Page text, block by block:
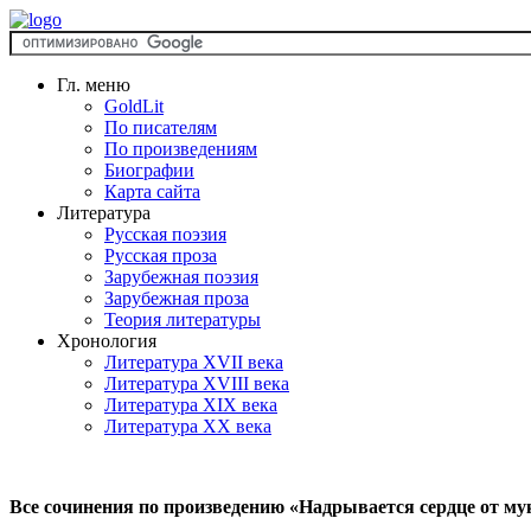
Гл. меню
GoldLit
По писателям
По произведениям
Биографии
Карта сайта
Литература
Русская поэзия
Русская проза
Зарубежная поэзия
Зарубежная проза
Теория литературы
Хронология
Литература XVII века
Литература XVIII века
Литература XIX века
Литература XX века
Все сочинения по произведению «Надрывается сердце от